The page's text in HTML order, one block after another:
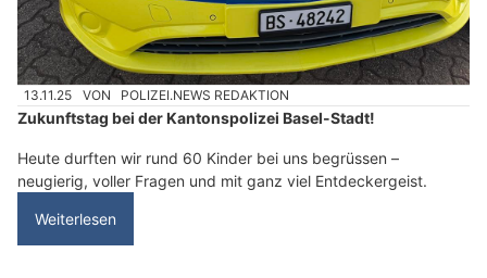
13.11.25 VON POLIZEI.NEWS REDAKTION
Zukunftstag bei der Kantonspolizei Basel-Stadt!
Heute durften wir rund 60 Kinder bei uns begrüssen –
neugierig, voller Fragen und mit ganz viel Entdeckergeist.
Weiterlesen